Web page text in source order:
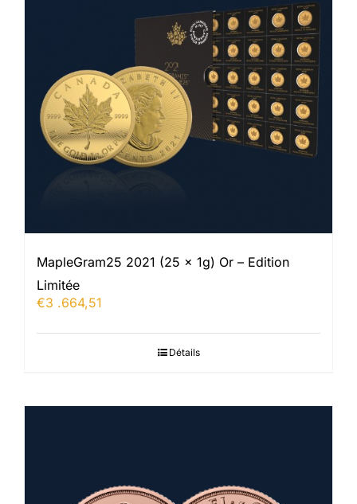
MapleGram25 2021 (25 x 1g) Or – Edition
Limitée
€3 .664,51
Détails